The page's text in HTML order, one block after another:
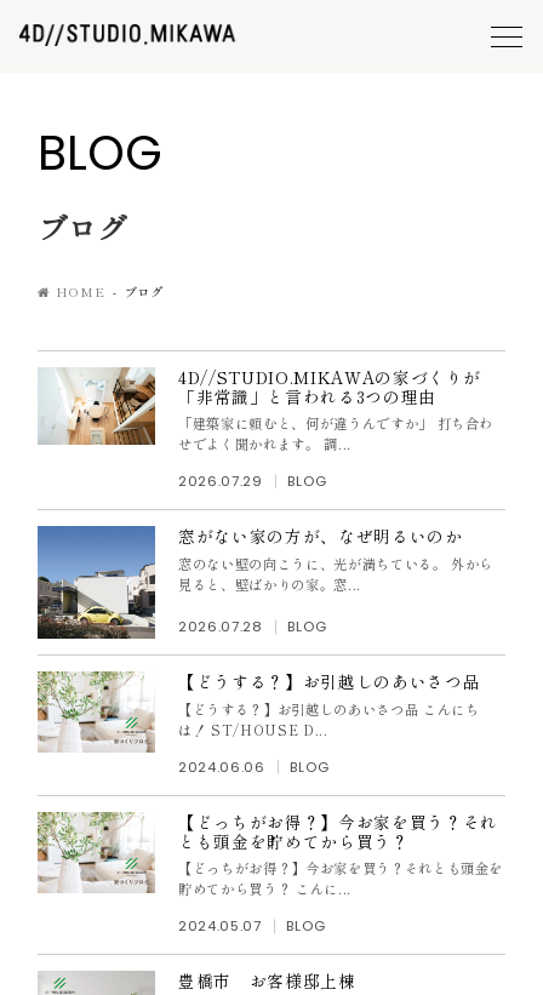
BLOG
ブログ
HOME ブログ
4D//STUDIO.MIKAWAの家づくりが
「非常識」と言われる3つの理由
「建築家に頼むと、何が違うんですか」 打ち合わ
せでよく聞かれます。 調...
2026.07.29
BLOG
窓がない家の方が、なぜ明るいのか
窓のない壁の向こうに、光が満ちている。 外から
見ると、壁ばかりの家。窓...
2026.07.28 BLOG
【どうする？】お引越しのあいさつ品
【どうする？】お引越しのあいさつ品 こんにち
は！ ST/HOUSE D...
2024.06.06
BLOG
【どっちがお得？】今お家を買う？それ
とも頭金を貯めてから買う？
【どっちがお得？】今お家を買う？それとも頭金を
貯めてから買う？ こんに...
2024.05.07
BLOG
豊橋市 お客様邸上棟